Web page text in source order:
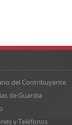
del Contribuyente
de Guardia
y Teléfonos